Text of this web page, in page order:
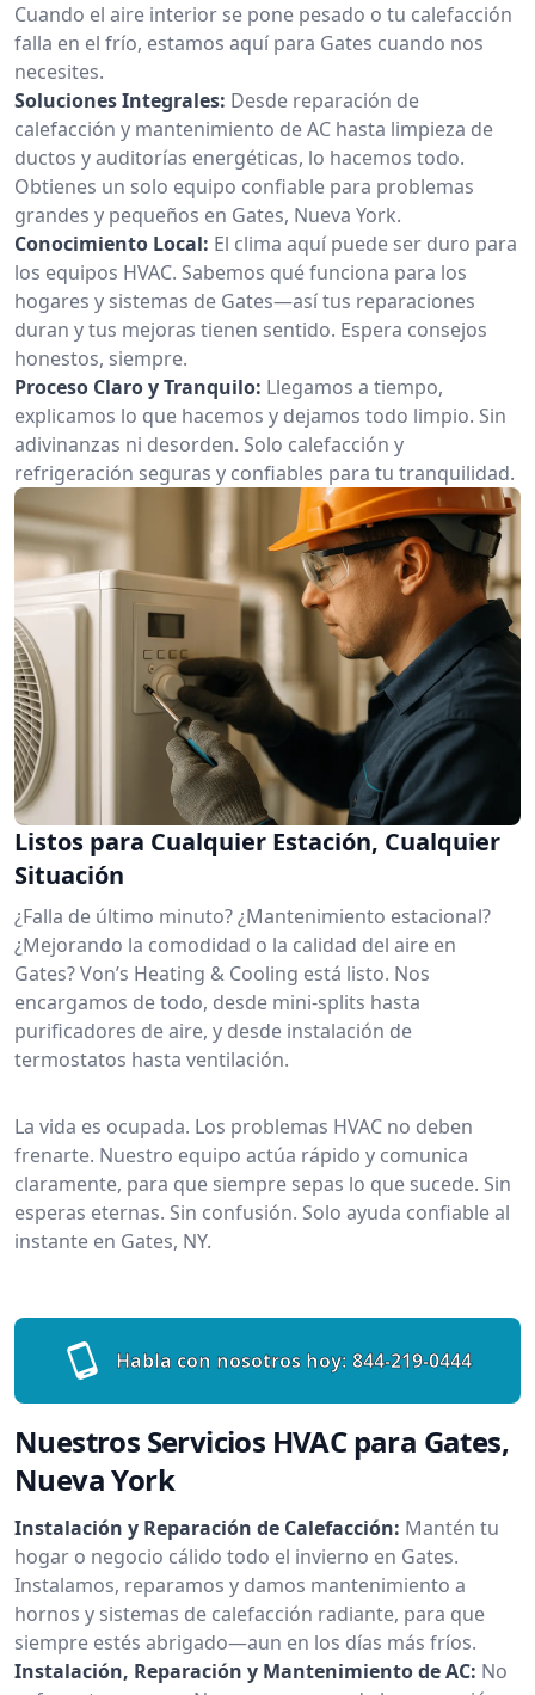
Cuando el aire interior se pone pesado o tu calefacción
falla en el frío, estamos aquí para Gates cuando nos
necesites.
Soluciones Integrales: Desde reparación de
calefacción y mantenimiento de AC hasta limpieza de
ductos y auditorías energéticas, lo hacemos todo.
Obtienes un solo equipo confiable para problemas
grandes y pequeños en Gates, Nueva York.
Conocimiento Local: El clima aquí puede ser duro para
los equipos HVAC. Sabemos qué funciona para los
hogares y sistemas de Gates—así tus reparaciones
duran y tus mejoras tienen sentido. Espera consejos
honestos, siempre.
Proceso Claro y Tranquilo: Llegamos a tiempo,
explicamos lo que hacemos y dejamos todo limpio. Sin
adivinanzas ni desorden. Solo calefacción y
refrigeración seguras y confiables para tu tranquilidad.
Listos para Cualquier Estación, Cualquier
Situación
¿Falla de último minuto? ¿Mantenimiento estacional?
¿Mejorando la comodidad o la calidad del aire en
Gates? Von’s Heating & Cooling está listo. Nos
encargamos de todo, desde mini-splits hasta
purificadores de aire, y desde instalación de
termostatos hasta ventilación.
La vida es ocupada. Los problemas HVAC no deben
frenarte. Nuestro equipo actúa rápido y comunica
claramente, para que siempre sepas lo que sucede. Sin
esperas eternas. Sin confusión. Solo ayuda confiable al
instante en Gates, NY.
Habla con nosotros hoy: 844-219-0444
Nuestros Servicios HVAC para Gates,
Nueva York
Instalación y Reparación de Calefacción: Mantén tu
hogar o negocio cálido todo el invierno en Gates.
Instalamos, reparamos y damos mantenimiento a
hornos y sistemas de calefacción radiante, para que
siempre estés abrigado—aun en los días más fríos.
Instalación, Reparación y Mantenimiento de AC: No